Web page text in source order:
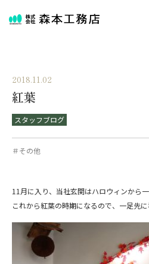
2018.11.02
紅葉
スタッフブログ
＃その他
11月に入り、当社玄関はハロウィンから一
これから紅葉の時期になるので、一足先